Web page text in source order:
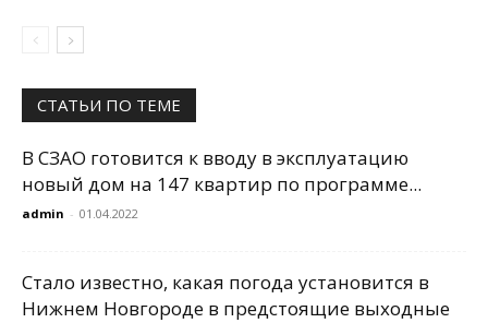
СТАТЬИ ПО ТЕМЕ
В СЗАО готовится к вводу в эксплуатацию
новый дом на 147 квартир по программе...
admin - 01.04.2022
Стало известно, какая погода установится в
Нижнем Новгороде в предстоящие выходные